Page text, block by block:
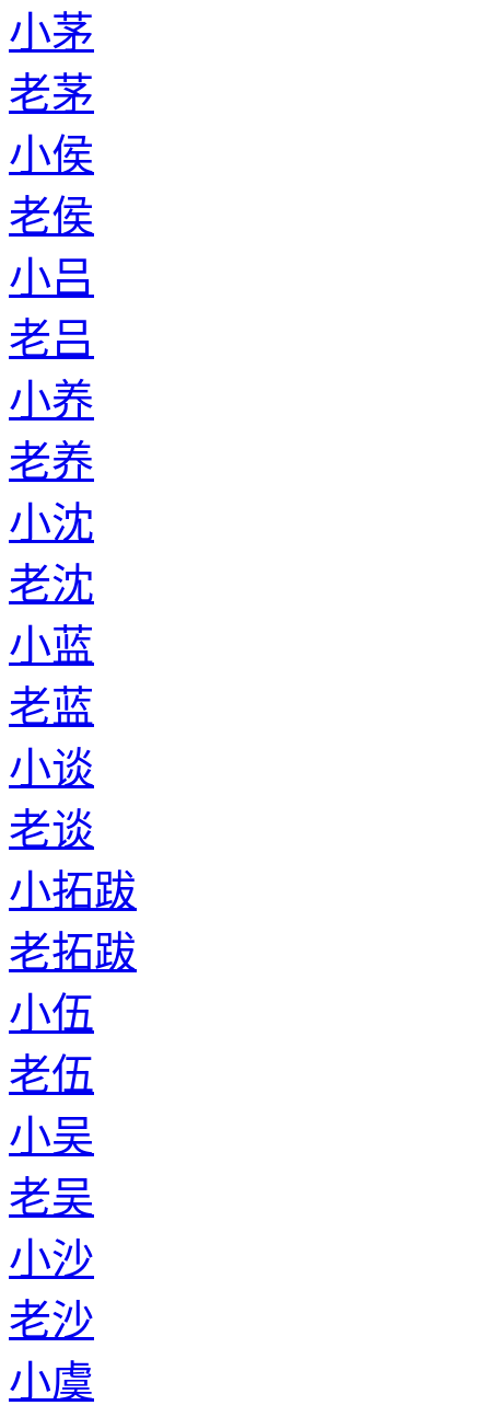
小茅
老茅
小侯
老侯
小吕
老吕
小养
老养
小沈
老沈
小蓝
老蓝
小谈
老谈
小拓跋
老拓跋
小伍
老伍
小吴
老吴
小沙
老沙
小虞